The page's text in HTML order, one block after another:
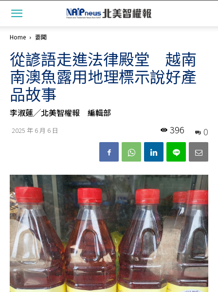
Home 要聞
從諺語走進法律殿堂 越南
南澳魚露用地理標示說好產
品故事
李淑蓮╱北美智權報 編輯部
2025 年 6 月 6 日 0
396